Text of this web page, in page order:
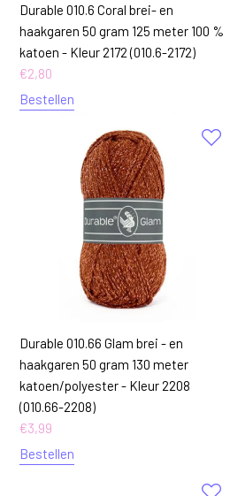
Durable 010.6 Coral brei- en
haakgaren 50 gram 125 meter 100 %
katoen - Kleur 2172 (010.6-2172)
€2,80
Bestellen
Durable 010.66 Glam brei - en
haakgaren 50 gram 130 meter
katoen/polyester - Kleur 2208
(010.66-2208)
€3,99
Bestellen